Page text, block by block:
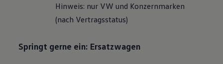
Hinweis: nur VW und Konzernmarken
(nach Vertragsstatus)
Springt gerne ein: Ersatzwagen